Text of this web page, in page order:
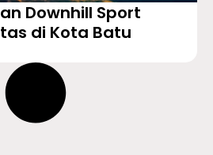
Downhill Sport
di Kota Batu